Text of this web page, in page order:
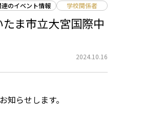
連のイベント情報 学校関係者
ま市立大宮国際中
2024.10.16
らせします。